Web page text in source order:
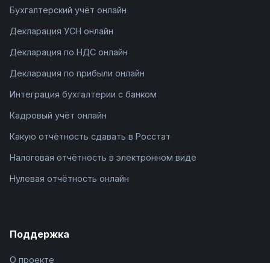
Бухгалтерский учёт онлайн
Декларация УСН онлайн
Декларация по НДС онлайн
Декларация по прибыли онлайн
Интеграция бухгалтерии с банком
Кадровый учёт онлайн
Какую отчётность сдавать в Росстат
Налоговая отчётность в электронном виде
Нулевая отчётность онлайн
Поддержка
О проекте